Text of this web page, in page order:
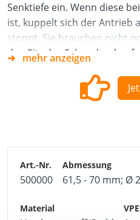
Senktiefe ein. Wenn diese
ist, kuppelt sich der Antrieb
stoppt. Sie brauchen nicht
den Sitz des
*Inkl. TX25 Bit. Das Bit wird
gehalten und lässt sich mit
mehr anzeigen
500000 61,5 - 70 mm; Ø